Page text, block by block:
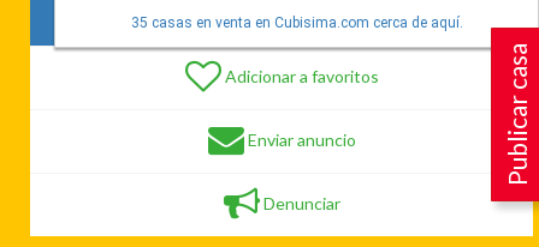
Publicar casa
161 vistas
Adicionar a favoritos
Enviar anuncio
Denunciar
35 casas en venta en Cubisima.com cerca de aquí.